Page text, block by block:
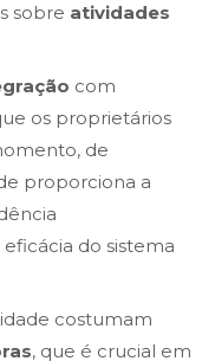
sobre atividades
com
os proprietários
de
proporciona a
do sistema
costumam
, que é crucial em